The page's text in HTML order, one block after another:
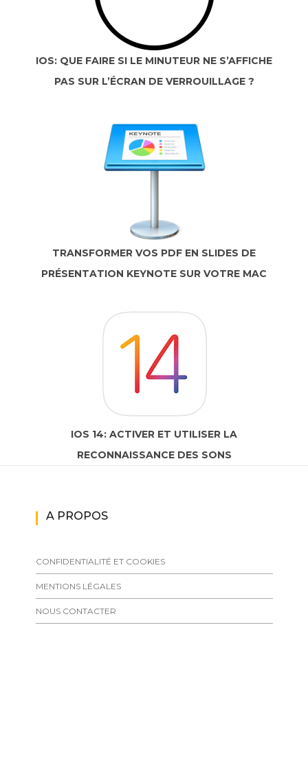
IOS: QUE FAIRE SI LE MINUTEUR NE S’AFFICHE
PAS SUR L’ÉCRAN DE VERROUILLAGE ?
TRANSFORMER VOS PDF EN SLIDES DE
PRÉSENTATION KEYNOTE SUR VOTRE MAC
IOS 14: ACTIVER ET UTILISER LA
RECONNAISSANCE DES SONS
A PROPOS
CONFIDENTIALITÉ ET COOKIES
MENTIONS LÉGALES
NOUS CONTACTER